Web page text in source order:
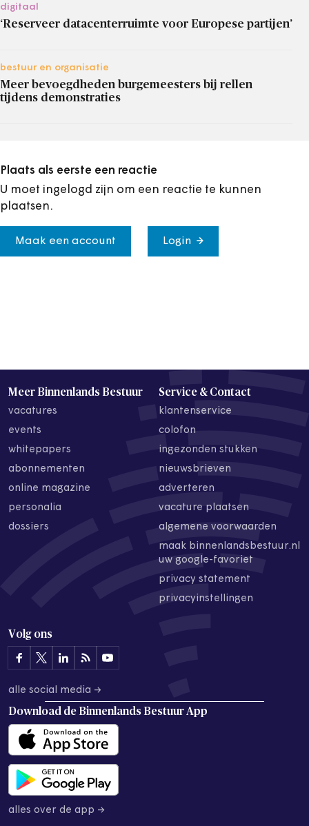
digitaal
‘Reserveer datacenterruimte voor Europese partijen’
bestuur en organisatie
Meer bevoegdheden burgemeesters bij rellen
tijdens demonstraties
Plaats als eerste een reactie
U moet ingelogd zijn om een reactie te kunnen
plaatsen.
Maak een account Login
Meer Binnenlands Bestuur
vacatures
events
whitepapers
abonnementen
online magazine
personalia
dossiers
Service & Contact
klantenservice
colofon
ingezonden stukken
nieuwsbrieven
adverteren
vacature plaatsen
algemene voorwaarden
maak binnenlandsbestuur.nl
uw google-favoriet
privacy statement
privacyinstellingen
Volg ons
alle social media →
Download de Binnenlands Bestuur App
alles over de app →